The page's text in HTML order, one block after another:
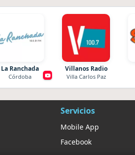
La Ranchada
Córdoba
Villanos Radio
Villa Carlos Paz
Servicios
Mobile App
Facebook